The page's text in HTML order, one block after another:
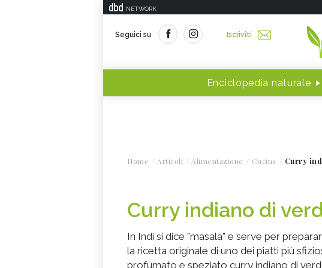
NETWORK
Seguici su Iscriviti
Enciclopedia naturale
Home Articoli Alimentazione Cucina Curry
Curry indiano di
In Indi si dice "masala" e serve per
la ricetta originale di uno dei piatti più
profumato e speziato curry indiano di